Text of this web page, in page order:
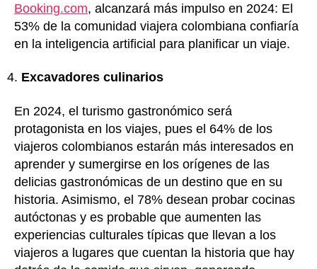
Booking.com, alcanzará más impulso en 2024: El
53% de la comunidad viajera colombiana confiaría
en la inteligencia artificial para planificar un viaje.
Excavadores culinarios
En 2024, el turismo gastronómico será
protagonista en los viajes, pues el 64% de los
viajeros colombianos estarán más interesados en
aprender y sumergirse en los orígenes de las
delicias gastronómicas de un destino que en su
historia. Asimismo, el 78% desean probar cocinas
autóctonas y es probable que aumenten las
experiencias culturales típicas que llevan a los
viajeros a lugares que cuentan la historia que hay